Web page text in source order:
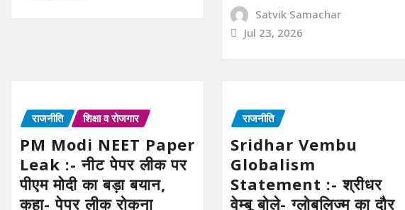
Satvik Samachar
Jul 23, 2026
राजनीति शिक्षा व रोजगार
PM Modi NEET Paper
Leak :- नीट पेपर लीक पर
पीएम मोदी का बड़ा बयान,
कहा- पेपर लीक रोकना
राजनीति
Sridhar Vembu
Globalism
Statement :- श्रीधर
वेम्बू बोले- ग्लोबलिज्म का दौर